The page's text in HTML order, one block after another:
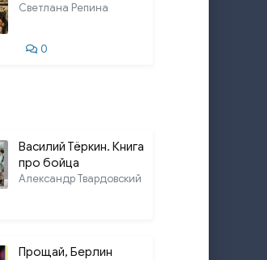
Светлана Репина
0
Василий Тёркин. Книга
про бойца
Александр Твардовский
Прощай, Берлин